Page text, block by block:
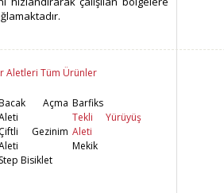
Aletleri Tüm Ürünler
Açma
Çiftli Gezinim
Step Bisiklet
Barfiks
Tekli Yürüyüş
Aleti
Mekik